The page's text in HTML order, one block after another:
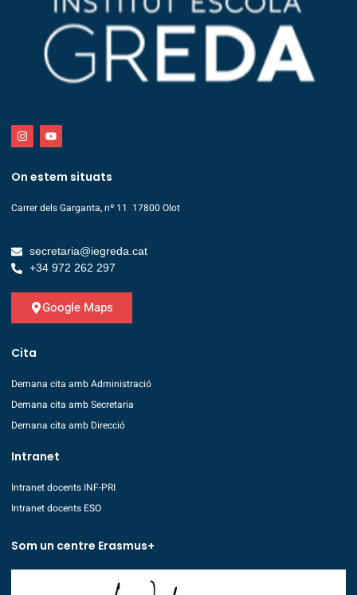
On estem situats
Carrer dels Garganta, nº 11 17800 Olot
secretaria@iegreda.cat
+34 972 262 297
Google Maps
Cita
Demana cita amb Administració
Demana cita amb Secretaria
Demana cita amb Direcció
Intranet
Intranet docents INF-PRI
Intranet docents ESO
Som un centre Erasmus+